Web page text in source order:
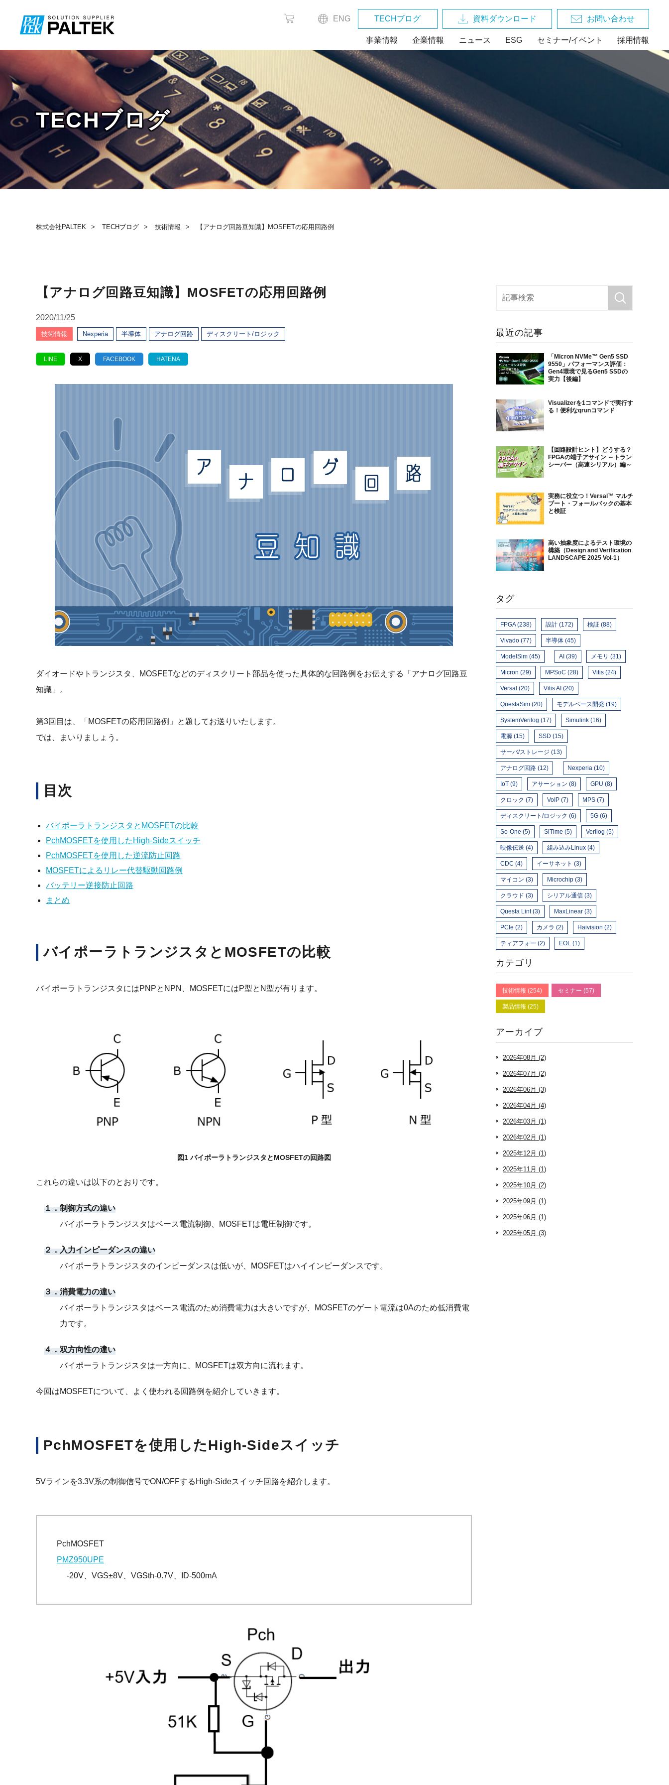
事業情報 企業情報 ニュース ESG セミナー/イベント 採用情報
ENG TECHブログ 資料ダウンロード お問い合わせ
株式会社PALTEK TECHブログ 技術情報 【アナログ回路豆知識】MOSFETの応用回路例
TECHブログ
【アナログ回路豆知識】MOSFETの応用回路例
2020/11/25
技術情報 Nexperia 半導体 アナログ回路 ディスクリート/ロジック
LINE X FACEBOOK HATENA
ダイオードやトランジスタ、MOSFETなどのディスクリート部品を使った具体的な回路例をお伝えする「アナログ回路豆
知識」。
第3回目は、「MOSFETの応用回路例」と題してお送りいたします。
では、まいりましょう。
目次
バイポーラトランジスタとMOSFETの比較
PchMOSFETを使用したHigh-Sideスイッチ
PchMOSFETを使用した逆流防止回路
MOSFETによるリレー代替駆動回路例
バッテリー逆接防止回路
まとめ
バイポーラトランジスタとMOSFETの比較
バイポーラトランジスタにはPNPとNPN、MOSFETにはP型とN型が有ります。
図1 バイポーラトランジスタとMOSFETの回路図
これらの違いは以下のとおりです。
１．制御方式の違い
バイポーラトランジスタはベース電流制御、MOSFETは電圧制御です。
２．入力インピーダンスの違い
バイポーラトランジスタのインピーダンスは低いが、MOSFETはハイインピーダンスです。
３．消費電力の違い
バイポーラトランジスタはベース電流のため消費電力は大きいですが、MOSFETのゲート電流は0Aのため低消費電
力です。
４．双方向性の違い
バイポーラトランジスタは一方向に、MOSFETは双方向に流れます。
今回はMOSFETについて、よく使われる回路例を紹介していきます。
PchMOSFETを使用したHigh-Sideスイッチ
5Vラインを3.3V系の制御信号でON/OFFするHigh-Sideスイッチ回路を紹介します。
PchMOSFET
PMZ950UPE
-20V、VGS±8V、VGSth-0.7V、ID-500mA
最近の記事
「Micron NVMe™ Gen5 SSD
9550」パフォーマンス評価：
Gen4環境で見るGen5 SSDの
実力【後編】
Visualizerを1コマンドで実行す
る！便利なqrunコマンド
【回路設計ヒント】どうする？
FPGAの端子アサイン ～トラン
シーバー（高速シリアル）編～
実務に役立つ！Versal™ マルチ
ブート・フォールバックの基本
と検証
高い抽象度によるテスト環境の
構築（Design and Verification
LANDSCAPE 2025 Vol-1）
タグ
FPGA (238) 設計 (172) 検証 (88)
Vivado (77) 半導体 (45)
ModelSim (45) AI (39) メモリ (31)
Micron (29) MPSoC (28) Vitis (24)
Versal (20) Vitis AI (20)
QuestaSim (20) モデルベース開発 (19)
SystemVerilog (17) Simulink (16)
電源 (15) SSD (15)
サーバ/ストレージ (13)
アナログ回路 (12) Nexperia (10)
IoT (9) アサーション (8) GPU (8)
クロック (7) VoIP (7) MPS (7)
ディスクリート/ロジック (6) 5G (6)
So-One (5) SiTime (5) Verilog (5)
映像伝送 (4) 組み込みLinux (4)
CDC (4) イーサネット (3)
マイコン (3) Microchip (3)
クラウド (3) シリアル通信 (3)
Questa Lint (3) MaxLinear (3)
PCIe (2) カメラ (2) Haivision (2)
ティアフォー (2) EOL (1)
カテゴリ
技術情報 (254) セミナー (57)
製品情報 (25)
アーカイブ
2026年08月 (2)
2026年07月 (2)
2026年06月 (3)
2026年04月 (4)
2026年03月 (1)
2026年02月 (1)
2025年12月 (1)
2025年11月 (1)
2025年10月 (2)
2025年09月 (1)
2025年06月 (1)
2025年05月 (3)